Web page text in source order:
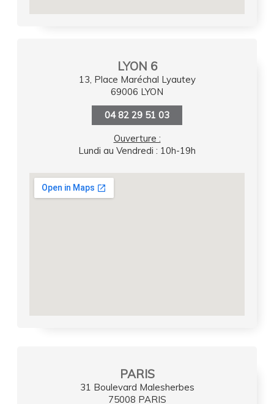
LYON 6
13, Place Maréchal Lyautey
69006 LYON
04 82 29 51 03
Ouverture :
Lundi au Vendredi : 10h-19h
PARIS
31 Boulevard Malesherbes
75008 PARIS